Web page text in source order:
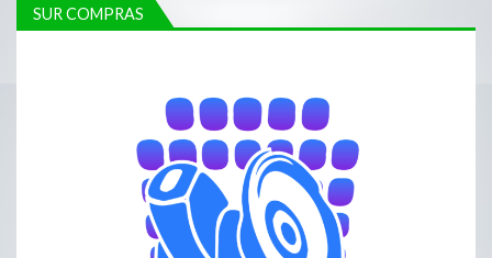
SUR COMPRAS